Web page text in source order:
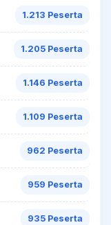
1.213 Peserta
1.205 Peserta
1.146 Peserta
1.109 Peserta
962 Peserta
959 Peserta
935 Peserta